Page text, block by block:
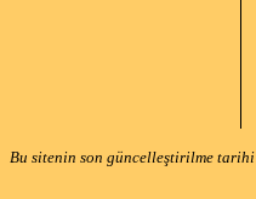
Bu sitenin son güncelleştirilme tarihi